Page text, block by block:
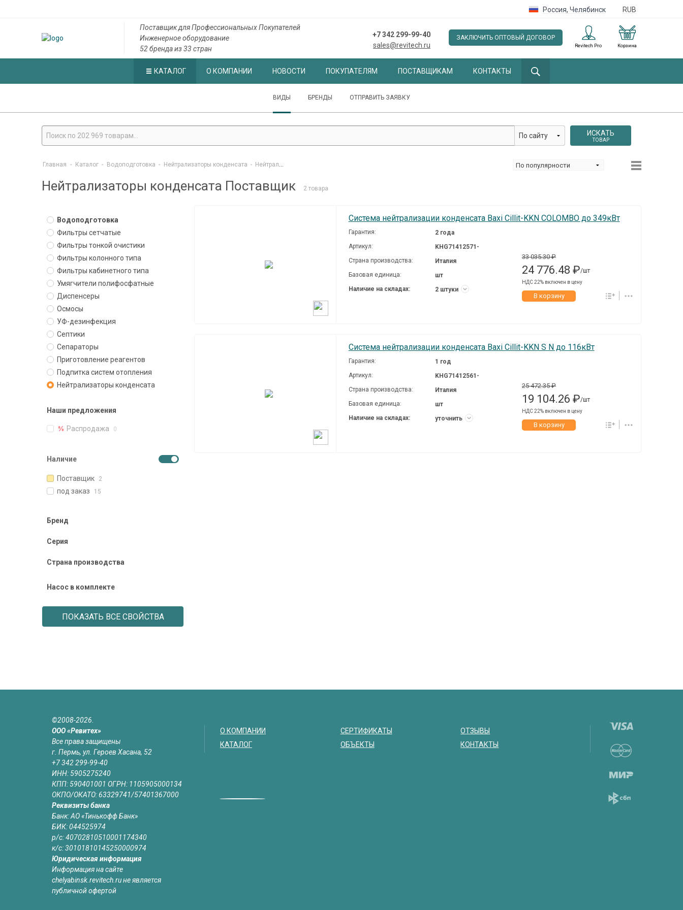
Россия, Челябинск RUB
Корзина
Revitech Pro
ЗАКЛЮЧИТЬ ОПТОВЫЙ ДОГОВОР
+7 342 299-99-40
sales@revitech.ru
Поставщик для Профессиональных Покупателей
Инженерное оборудование
52 бренда из 33 стран
КАТАЛОГ О КОМПАНИИ НОВОСТИ ПОКУПАТЕЛЯМ ПОСТАВЩИКАМ КОНТАКТЫ
ВИДЫ БРЕНДЫ ОТПРАВИТЬ ЗАЯВКУ
ИСКАТЬ
ТОВАР
Главная - Каталог - Водоподготовка - Нейтрализаторы конденсата - Нейтрализаторы конденсата Поставщик
Нейтрализаторы конденсата Поставщик 2 товара
Водоподготовка
Фильтры сетчатые
Фильтры тонкой очистики
Фильтры колонного типа
Фильтры кабинетного типа
Умягчители полифосфатные
Диспенсеры
Осмосы
УФ-дезинфекция
Септики
Сепараторы
Приготовление реагентов
Подпитка систем отопления
Нейтрализаторы конденсата
Наши предложения
Распродажа 0
Наличие
Поставщик 2
под заказ 15
Бренд
Серия
Страна производства
Насос в комплекте
ПОКАЗАТЬ ВСЕ СВОЙСТВА
Система нейтрализации конденсата Baxi Cillit-KKN COLOMBO до 349кВт
Гарантия:
2 года
Артикул:
KHG71412571-
Страна производства:
Италия
Базовая единица:
шт
Наличие на складах:
2 штуки
33 035.30 ₽
24 776.48 ₽/шт
НДС 22% включен в цену
В корзину
Система нейтрализации конденсата Baxi Cillit-KKN S N до 116кВт
Гарантия:
1 год
Артикул:
KHG71412561-
Страна производства:
Италия
Базовая единица:
шт
Наличие на складах:
уточнить
25 472.35 ₽
19 104.26 ₽/шт
НДС 22% включен в цену
В корзину
©2008-2026.
ООО «Ревитех»
Все права защищены
г. Пермь, ул. Героев Хасана, 52
+7 342 299-99-40
ИНН: 5905275240
КПП: 590401001 ОГРН: 1105905000134
ОКПО/ОКАТО: 63329741/57401367000
Реквизиты банка
Банк: АО «Тинькофф Банк»
БИК: 044525974
р/с: 40702810510001174340
к/с: 30101810145250000974
Юридическая информация
Информация на сайте
chelyabinsk.revitech.ru не является
публичной офертой
О КОМПАНИИ
КАТАЛОГ
СЕРТИФИКАТЫ
ОБЪЕКТЫ
ОТЗЫВЫ
КОНТАКТЫ